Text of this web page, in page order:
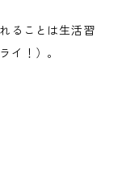
ることは生活習
イ！）。